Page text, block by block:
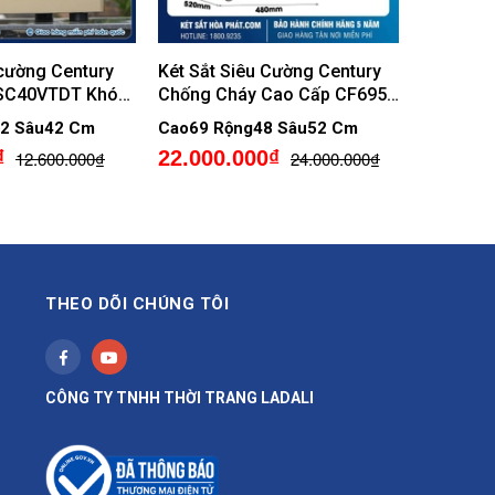
Century
Khóa
Sâu42 Cm
12.600.000₫
Két Sắt Siêu Cường Century
Chống Cháy Cao Cấp CF695
Khóa Vân Tay Điện Tử
Cao69 Rộng48 Sâu52 Cm
22.000.000₫ 24.000.000₫
THEO DÕI CHÚNG TÔI
CÔNG TY TNHH THỜI TRANG LADALI